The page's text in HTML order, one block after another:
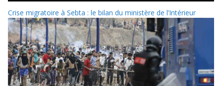
Crise migratoire à Sebta : le bilan du ministère de l’Intérieur